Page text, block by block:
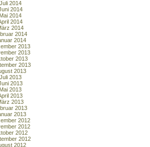
Juli 2014
2014
Mai 2014
2014
2014
2014
2014
2013
2013
2013
2013
2013
Juli 2013
2013
Mai 2013
2013
2013
2013
2013
2012
2012
2012
2012
2012